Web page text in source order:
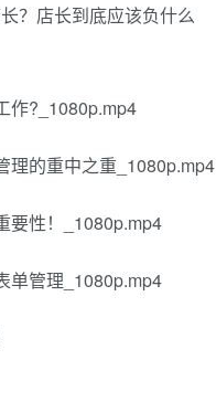
？店长到底应该负什么
作?_1080p.mp4
的重中之重_1080p.mp4
要性！_1080p.mp4
单管理_1080p.mp4